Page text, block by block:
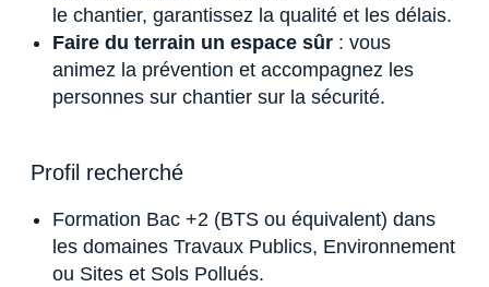
le chantier, garantissez la qualité et les délais.
Faire du terrain un espace sûr : vous
animez la prévention et accompagnez les
personnes sur chantier sur la sécurité.
Profil recherché
Formation Bac +2 (BTS ou équivalent) dans
les domaines Travaux Publics, Environnement
ou Sites et Sols Pollués.